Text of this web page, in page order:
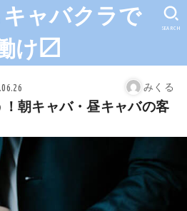
ャバクラで
け〼
SEARCH
みくる
朝キャバ・昼キャバの客